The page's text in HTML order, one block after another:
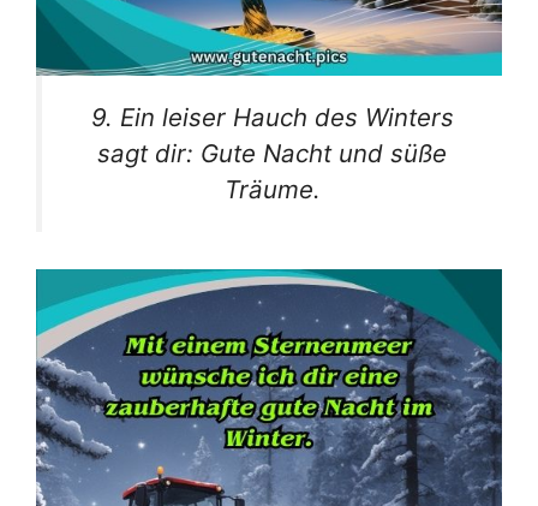
9. Ein leiser Hauch des Winters
sagt dir: Gute Nacht und süße
Träume.